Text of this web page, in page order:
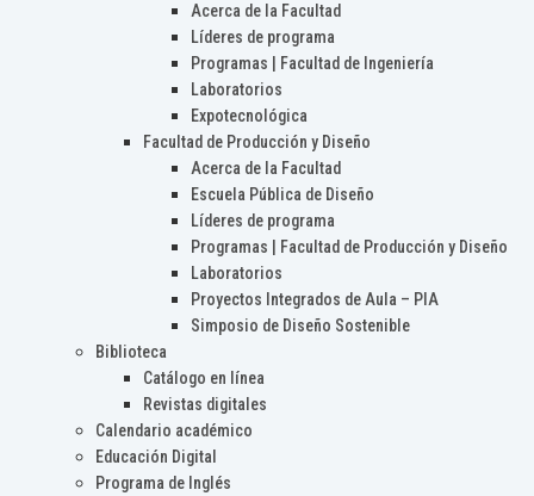
Acerca de la Facultad
Líderes de programa
Programas | Facultad de Ingeniería
Laboratorios
Expotecnológica
Facultad de Producción y Diseño
Acerca de la Facultad
Escuela Pública de Diseño
Líderes de programa
Programas | Facultad de Producción y Diseño
Laboratorios
Proyectos Integrados de Aula – PIA
Simposio de Diseño Sostenible
Biblioteca
Catálogo en línea
Revistas digitales
Calendario académico
Educación Digital
Programa de Inglés